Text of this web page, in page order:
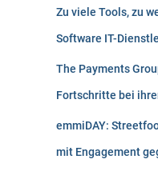
Zu viele Tools, zu
Software IT-
The Payments
Fortschritte bei
emmiDAY:
mit Engagement